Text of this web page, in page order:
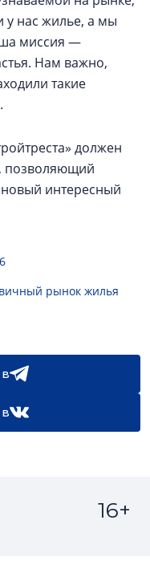
у нас жилье, а мы
миссия —
Нам важно,
такие
должен
позволяющий
интересный
рынок жилья
16+